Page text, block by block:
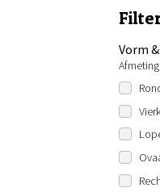
Vorm
80
100
120
140